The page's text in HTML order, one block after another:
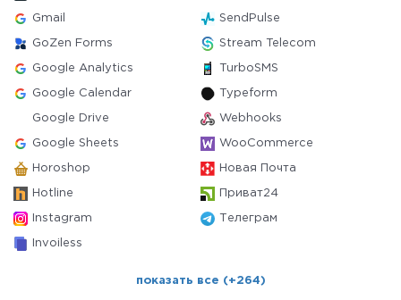
Gmail SendPulse
GoZen Forms Stream Telecom
Google Analytics TurboSMS
Google Calendar Typeform
Google Drive Webhooks
Google Sheets WooCommerce
Horoshop Новая Почта
Hotline Приват24
Instagram Телеграм
Invoiless
показать все (+264)